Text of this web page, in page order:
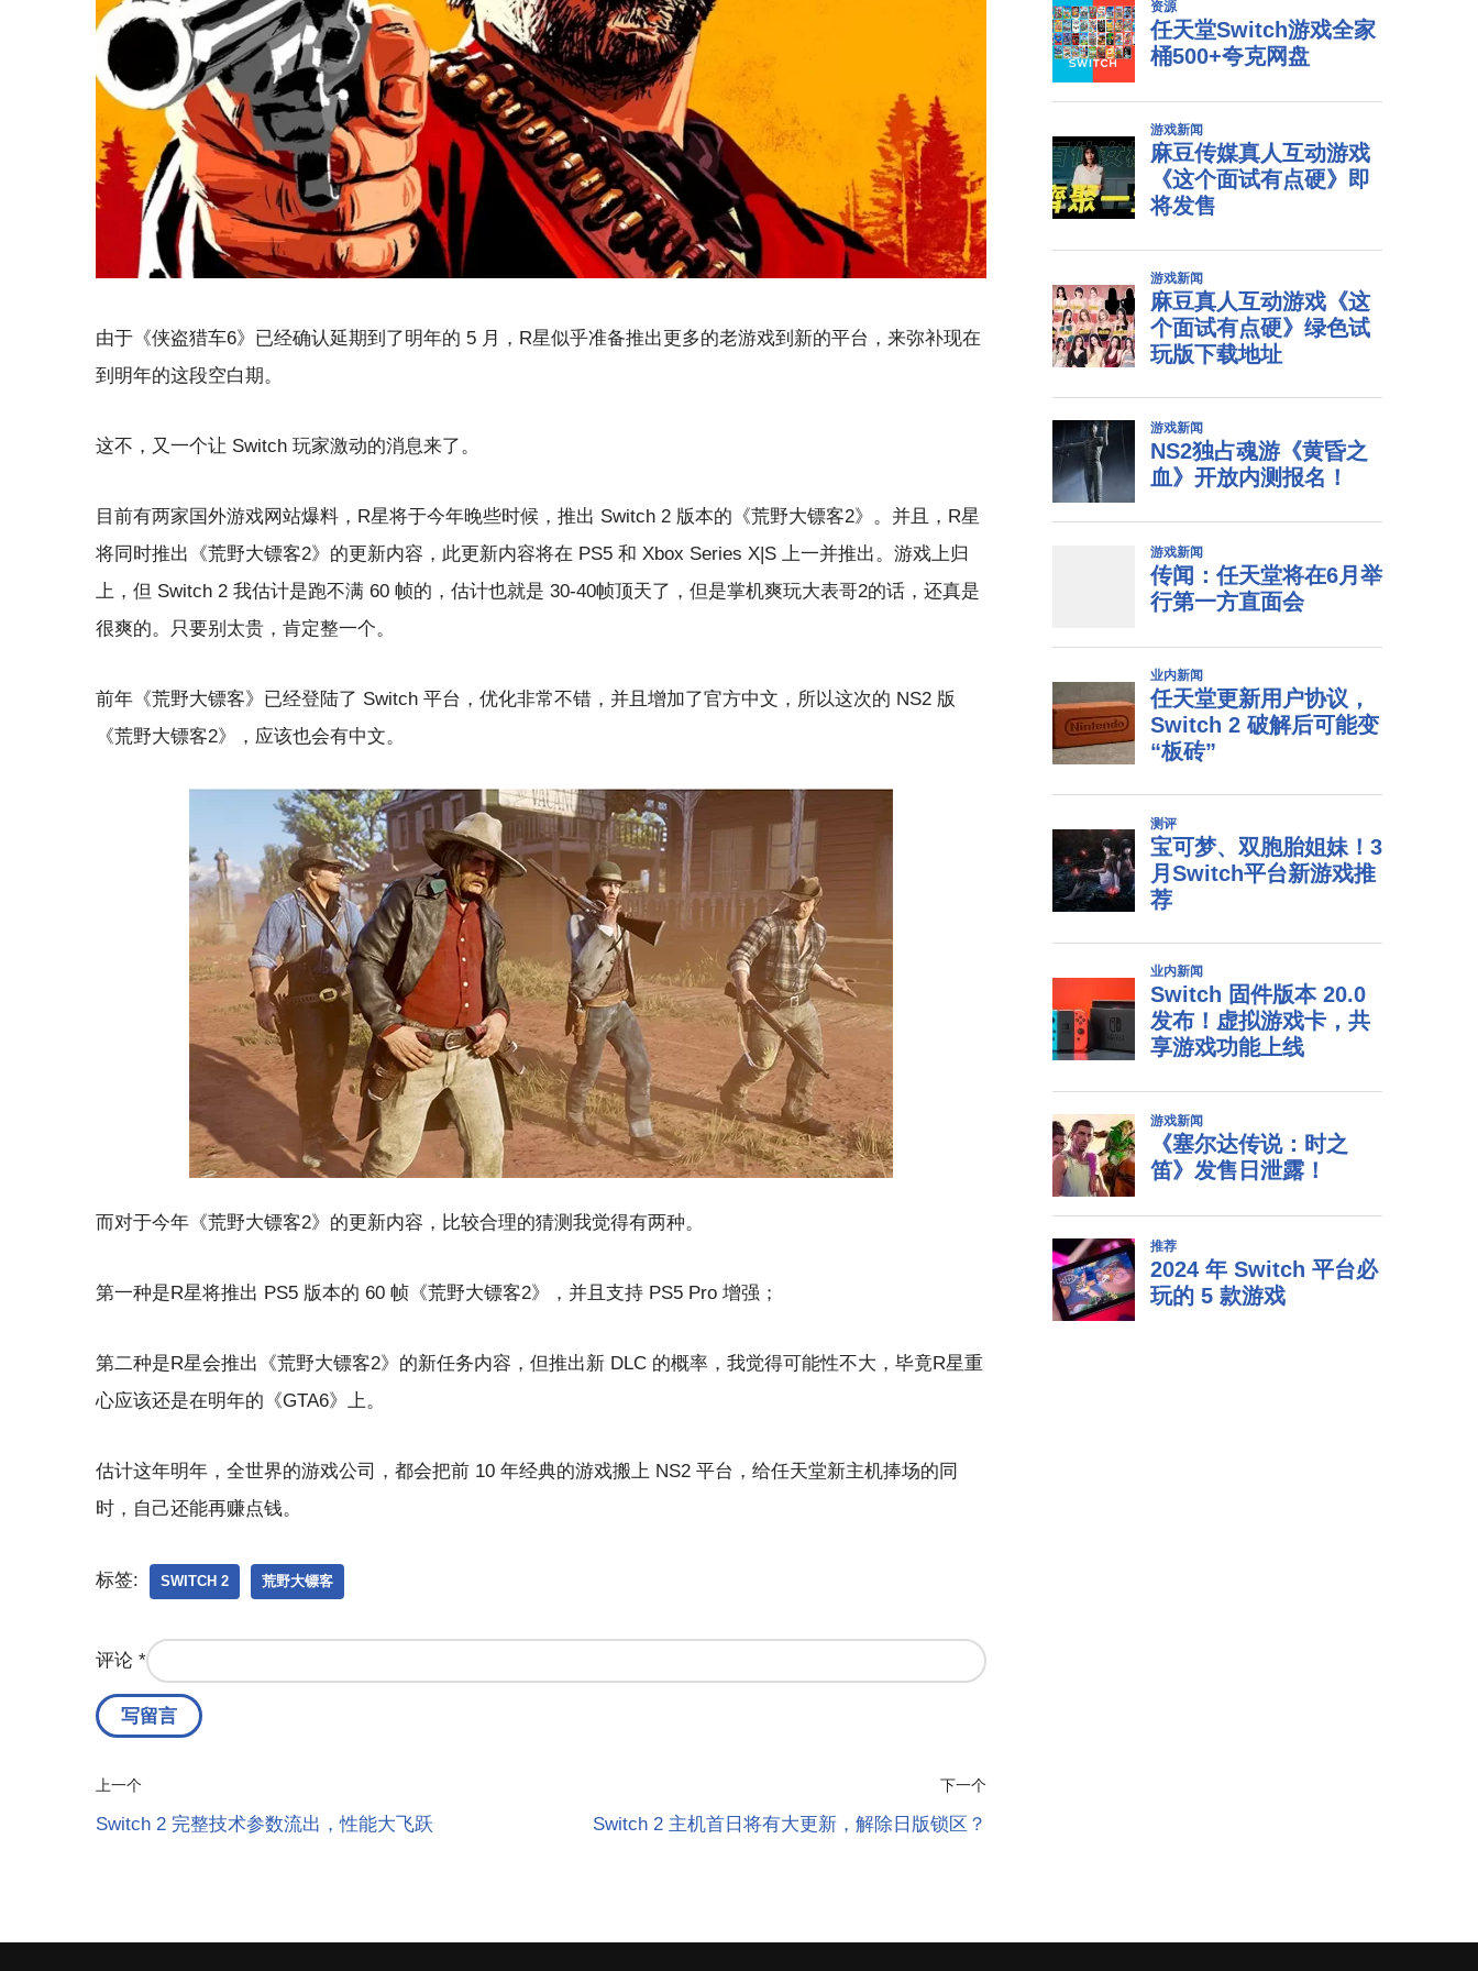
由于《侠盗猎车6》已经确认延期到了明年的 5 月，R星似乎准备推出更多的老游戏到新的平台，来弥补现在
到明年的这段空白期。
这不，又一个让 Switch 玩家激动的消息来了。
目前有两家国外游戏网站爆料，R星将于今年晚些时候，推出 Switch 2 版本的《荒野大镖客2》。并且，R星
将同时推出《荒野大镖客2》的更新内容，此更新内容将在 PS5 和 Xbox Series X|S 上一并推出。游戏上归
上，但 Switch 2 我估计是跑不满 60 帧的，估计也就是 30-40帧顶天了，但是掌机爽玩大表哥2的话，还真是
很爽的。只要别太贵，肯定整一个。
前年《荒野大镖客》已经登陆了 Switch 平台，优化非常不错，并且增加了官方中文，所以这次的 NS2 版
《荒野大镖客2》，应该也会有中文。
而对于今年《荒野大镖客2》的更新内容，比较合理的猜测我觉得有两种。
第一种是R星将推出 PS5 版本的 60 帧《荒野大镖客2》，并且支持 PS5 Pro 增强；
第二种是R星会推出《荒野大镖客2》的新任务内容，但推出新 DLC 的概率，我觉得可能性不大，毕竟R星重
心应该还是在明年的《GTA6》上。
估计这年明年，全世界的游戏公司，都会把前 10 年经典的游戏搬上 NS2 平台，给任天堂新主机捧场的同
时，自己还能再赚点钱。
标签: SWITCH 2 荒野大镖客
评论 *
上一个
Switch 2 完整技术参数流出，性能大飞跃
下一个
Switch 2 主机首日将有大更新，解除日版锁区？